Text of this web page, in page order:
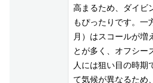
高まるため、ダイビ
もぴったりです。
月）はスコールが増
とが多く、オフシー
人には狙い目の時期
て気候が異なるため